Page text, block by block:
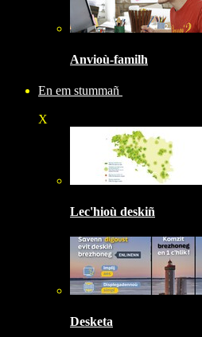
Anvioù-familh
En em stummañ
X
Lec'hioù deskiñ
Desketa